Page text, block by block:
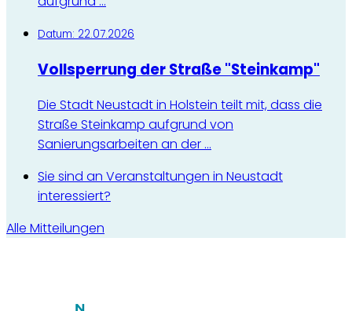
Datum: 22.07.2026
Vollsperrung der Straße "Steinkamp"
Die Stadt Neustadt in Holstein teilt mit, dass die
Straße Steinkamp aufgrund von
Sanierungsarbeiten an der ...
Sie sind an Veranstaltungen in Neustadt
interessiert?
Alle Mitteilungen